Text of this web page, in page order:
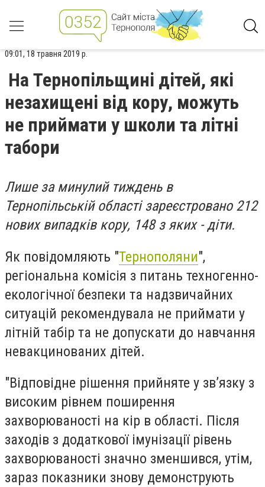
09:01, 18 травня 2019 р.
На Тернопільщині дітей, які
незахищені від кору, можуть
не приймати у школи та літні
табори
Лише за минулий тиждень в
Тернопільській області зареєстровано 212
нових випадків кору, 148 з яких - діти.
Як повідомляють "Тернополяни",
регіональна комісія з питань техногенно-
екологічної безпеки та надзвичайних
ситуацій рекомендувала не приймати у
літній табір та не допускати до навчання
невакцинованих дітей.
"Відповідне рішення прийняте у зв’язку з
високим рівнем поширення
захворюваності на кір в області. Після
заходів з додаткової імунізації рівень
захворюваності значно зменшився, утім,
зараз показники знову демонструють